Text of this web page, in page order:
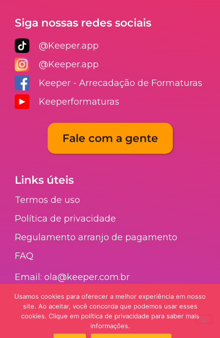
Siga nossas redes sociais
@Keeper.app
@Keeper.app
Keeper - Arrecadação de Formaturas
Keeperformaturas
Fale com a gente
Links úteis
Termos de uso
Política de privacidade
Regulamento arranjo de pagamento​
FAQ​
Email: ola@keeper.com.br
Nossa galera
Usamos cookies para oferecer a melhor experiência em nosso
site. Ao aceitar, você concorda que podemos usar esses
cookies. Clique em política de privacidade para saber mais
informações.